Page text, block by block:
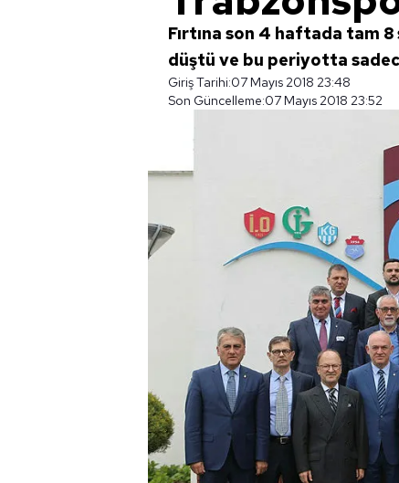
Fırtına son 4 haftada tam
düştü ve bu periyotta
Giriş Tarihi:07 Mayıs 2018 23:48
Son Güncelleme:07 Mayıs 2018 23:52